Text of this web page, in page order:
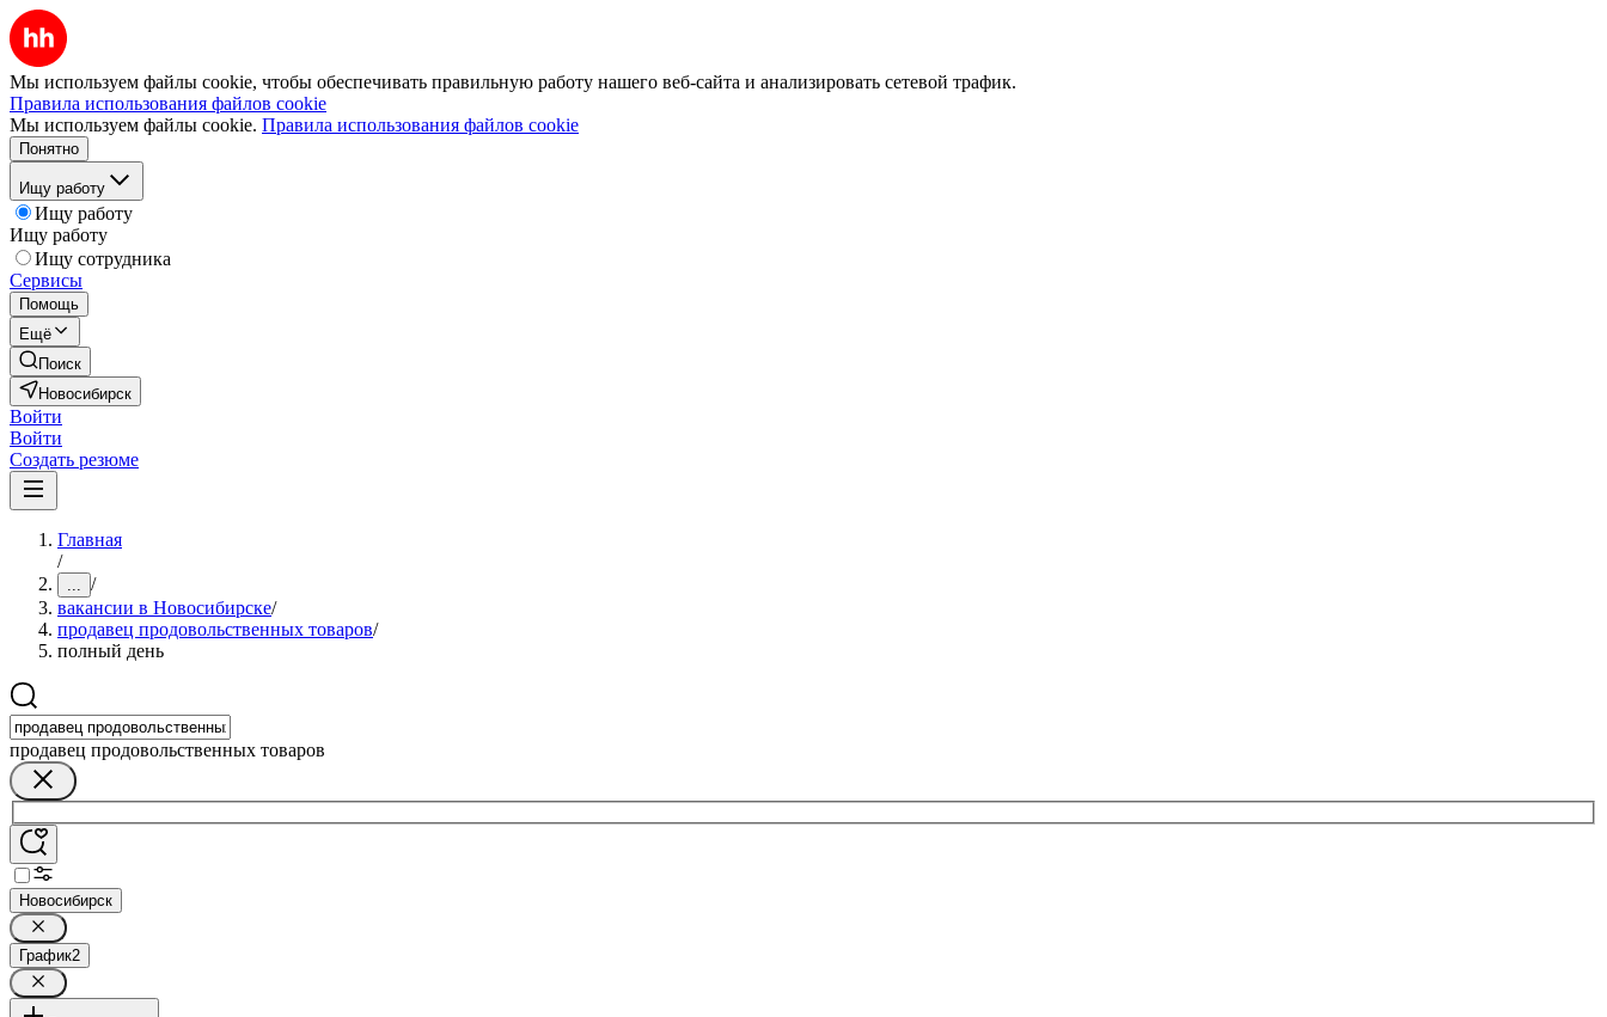
Мы используем файлы cookie, чтобы обеспечивать правильную работу нашего веб-сайта и анализировать сетевой трафик.
Правила использования файлов cookie
Мы используем файлы cookie. Правила использования файлов cookie
Понятно
Ищу работу
Ищу работу
Ищу работу
Ищу сотрудника
Сервисы
Помощь
Ещё
Поиск
Новосибирск
Войти
Войти
Создать резюме
Главная
/
... /
вакансии в Новосибирске/
продавец продовольственных товаров/
полный день
продавец продовольственных товаров
Новосибирск
График2